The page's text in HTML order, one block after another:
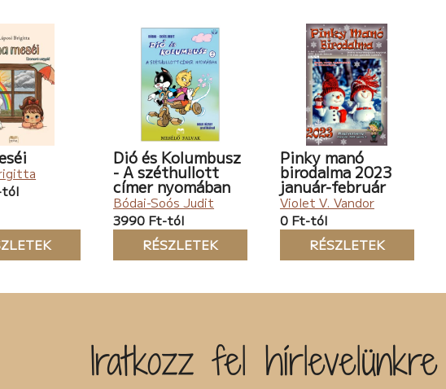
Dió és Kolumbusz
- A széthullott
címer nyomában
Bódai-Soós Judit
3990 Ft-tól
RÉSZLETEK
Pinky manó
birodalma 2023
január-február
Violet V. Vandor
0 Ft-tól
RÉSZLETEK
Iratkozz fel hírlevelünkre